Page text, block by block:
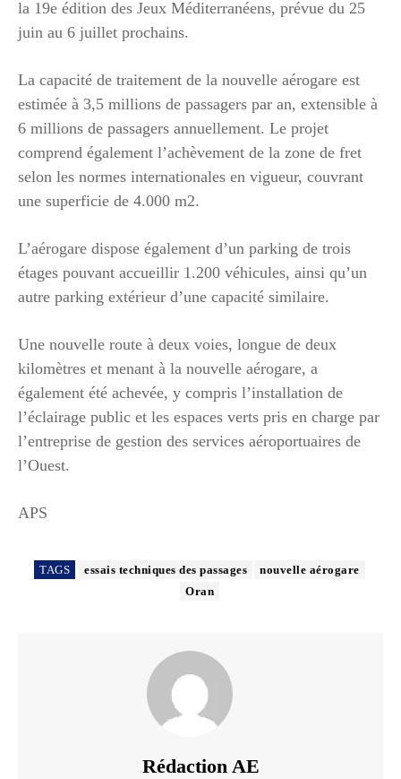
la 19e édition des Jeux Méditerranéens, prévue du 25
juin au 6 juillet prochains.
La capacité de traitement de la nouvelle aérogare est
estimée à 3,5 millions de passagers par an, extensible à
6 millions de passagers annuellement. Le projet
comprend également l’achèvement de la zone de fret
selon les normes internationales en vigueur, couvrant
une superficie de 4.000 m2.
L’aérogare dispose également d’un parking de trois
étages pouvant accueillir 1.200 véhicules, ainsi qu’un
autre parking extérieur d’une capacité similaire.
Une nouvelle route à deux voies, longue de deux
kilomètres et menant à la nouvelle aérogare, a
également été achevée, y compris l’installation de
l’éclairage public et les espaces verts pris en charge par
l’entreprise de gestion des services aéroportuaires de
l’Ouest.
APS
TAGS essais techniques des passages
nouvelle aérogare
Oran
Rédaction AE